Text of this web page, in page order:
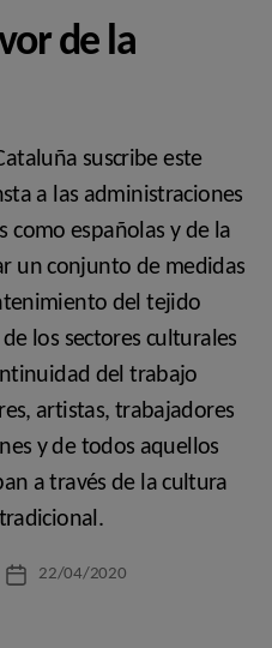
de la
suscribe este
a las administraciones
como españolas y de la
un conjunto de medidas
del tejido
los sectores culturales
del trabajo
artistas, trabajadores
y de todos aquellos
a través de la cultura
Data22/04/2020